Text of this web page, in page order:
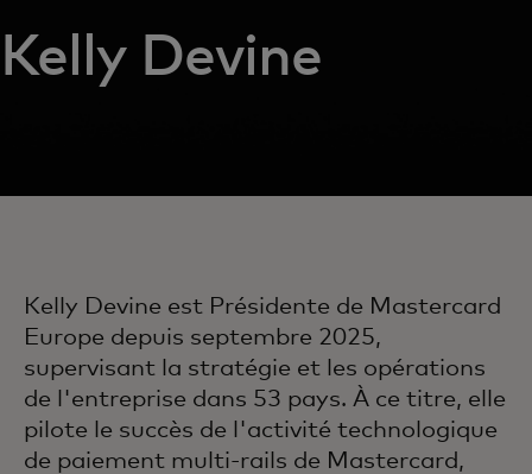
Kelly Devine
Kelly Devine est Présidente de Mastercard
Europe depuis septembre 2025,
supervisant la stratégie et les opérations
de l'entreprise dans 53 pays. À ce titre, elle
pilote le succès de l'activité technologique
de paiement multi-rails de Mastercard,